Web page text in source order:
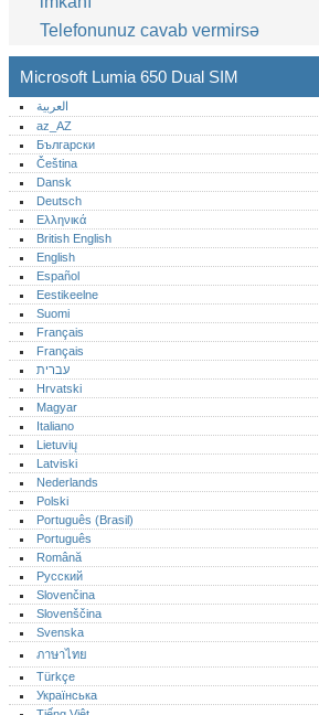
Telefonunuz cavab vermirsə
Microsoft Lumia 650 Dual SIM
العربية
az_AZ
Български
Čeština
Dansk
Deutsch
Ελληνικά
British English
English
Español
Eestikeelne
Suomi
Français
Français
עברית
Hrvatski
Magyar
Italiano
Lietuvių
Latviski
Nederlands
Polski
Português (Brasil)
Português‎
Română
Русский
Slovenčina
Slovenščina
Svenska
ภาษาไทย
Türkçe
Українська